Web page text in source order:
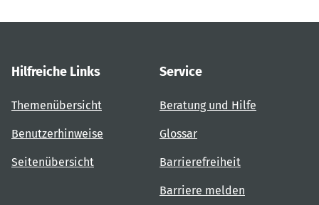
Hilfreiche Links
Themenübersicht
Benutzerhinweise
Seitenübersicht
Service
Beratung und Hilfe
Glossar
Barrierefreiheit
Barriere melden